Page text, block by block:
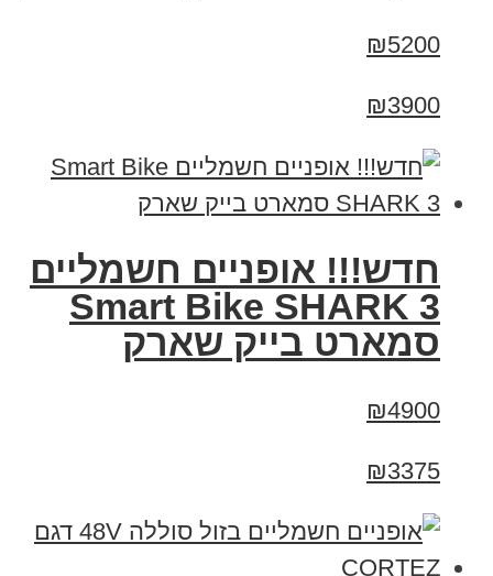
₪5200
₪3900
חדש!!! אופניים חשמליים
Smart Bike SHARK 3
סמארט בייק שארק
₪4900
₪3375